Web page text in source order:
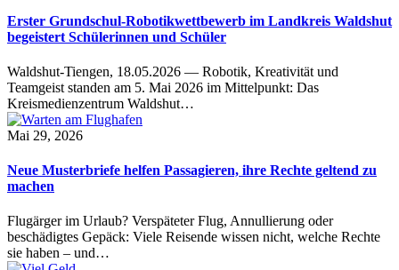
Erster Grundschul-Robotikwettbewerb im Landkreis Waldshut
begeistert Schülerinnen und Schüler
Waldshut-Tiengen, 18.05.2026 — Robotik, Kreativität und
Teamgeist standen am 5. Mai 2026 im Mittelpunkt: Das
Kreismedienzentrum Waldshut…
Mai 29, 2026
Neue Musterbriefe helfen Passagieren, ihre Rechte geltend zu
machen
Flugärger im Urlaub? Verspäteter Flug, Annullierung oder
beschädigtes Gepäck: Viele Reisende wissen nicht, welche Rechte
sie haben – und…